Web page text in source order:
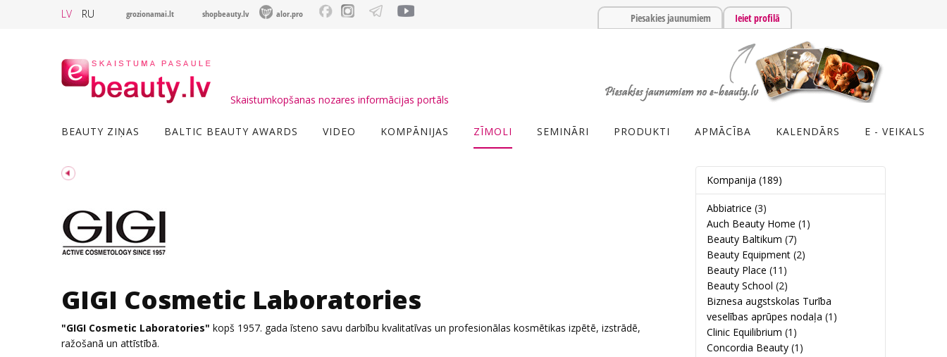
LV RU grozionamai.lt shopbeauty.lv alor.pro Piesakies jaunumiem Ieiet profilā
Skaistumkopšanas nozares informācijas portāls
BEAUTY ZIŅAS BALTIC BEAUTY AWARDS VIDEO KOMPĀNIJAS ZĪMOLI SEMINĀRI PRODUKTI APMĀCĪBA KALENDĀRS E - VEIKALS
GIGI Cosmetic Laboratories
"GIGI Cosmetic Laboratories" kopš 1957. gada īsteno savu darbību kvalitatīvas un profesionālas kosmētikas izpētē, izstrādē,
ražošanā un attīstībā.
Kompanija (189)
Abbiatrice (3)
Auch Beauty Home (1)
Beauty Baltikum (7)
Beauty Equipment (2)
Beauty Place (11)
Beauty School (2)
Biznesa augstskolas Turība
veselības aprūpes nodaļa (1)
Clinic Equilibrium (1)
Concordia Beauty (1)